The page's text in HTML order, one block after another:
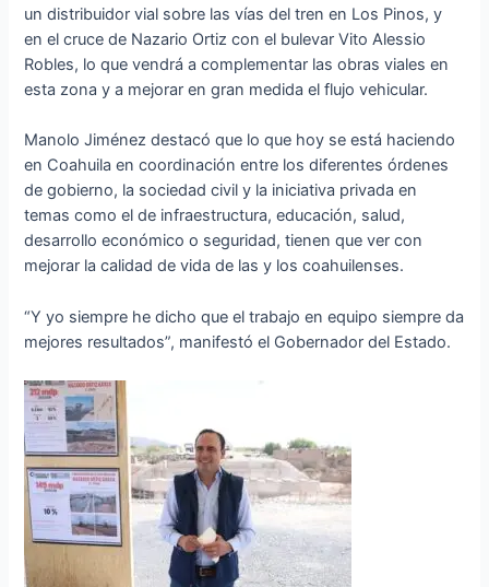
un distribuidor vial sobre las vías del tren en Los Pinos, y
en el cruce de Nazario Ortiz con el bulevar Vito Alessio
Robles, lo que vendrá a complementar las obras viales en
esta zona y a mejorar en gran medida el flujo vehicular.
Manolo Jiménez destacó que lo que hoy se está haciendo
en Coahuila en coordinación entre los diferentes órdenes
de gobierno, la sociedad civil y la iniciativa privada en
temas como el de infraestructura, educación, salud,
desarrollo económico o seguridad, tienen que ver con
mejorar la calidad de vida de las y los coahuilenses.
“Y yo siempre he dicho que el trabajo en equipo siempre da
mejores resultados”, manifestó el Gobernador del Estado.